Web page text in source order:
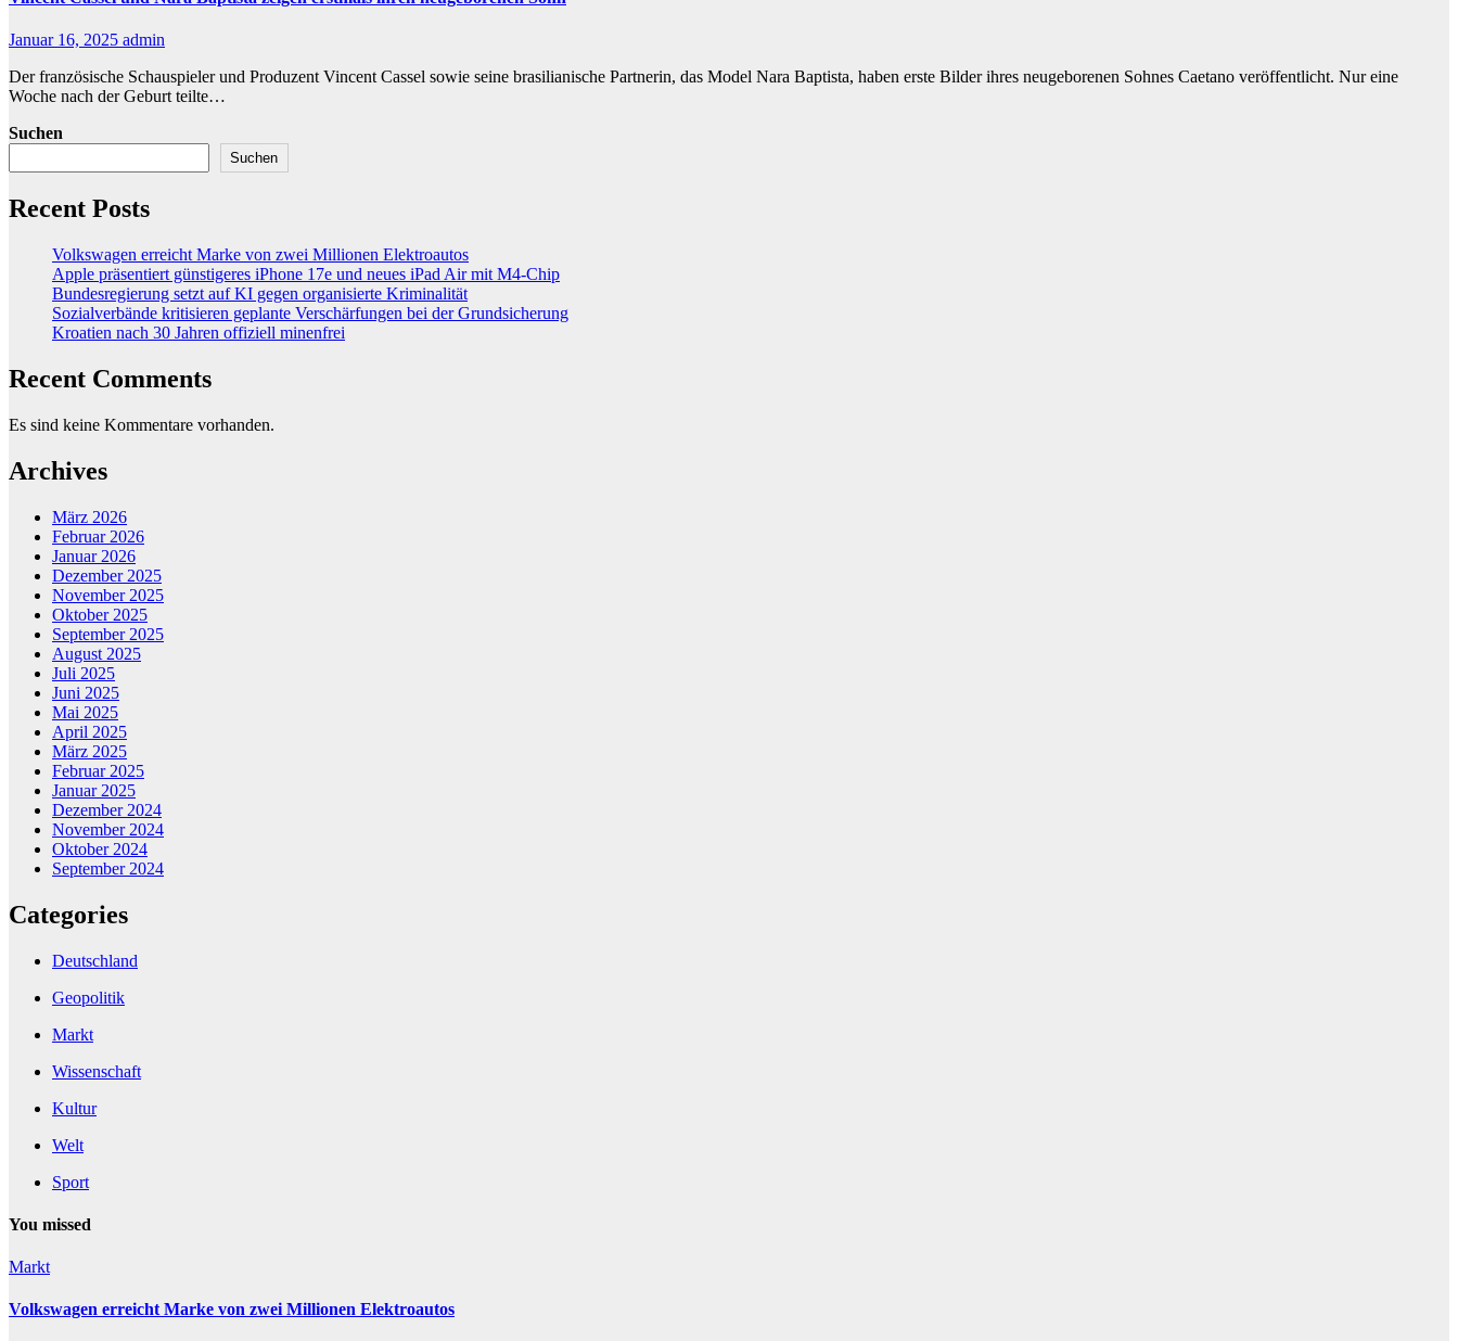
Januar 16, 2025 admin
Der französische Schauspieler und Produzent Vincent Cassel sowie seine brasilianische Partnerin, das Model Nara Baptista, haben erste Bilder ihres neugeborenen Sohnes Caetano veröffentlicht. Nur eine
Woche nach der Geburt teilte…
Suchen
Suchen
Recent Posts
Volkswagen erreicht Marke von zwei Millionen Elektroautos
Apple präsentiert günstigeres iPhone 17e und neues iPad Air mit M4-Chip
Bundesregierung setzt auf KI gegen organisierte Kriminalität
Sozialverbände kritisieren geplante Verschärfungen bei der Grundsicherung
Kroatien nach 30 Jahren offiziell minenfrei
Recent Comments
Es sind keine Kommentare vorhanden.
Archives
März 2026
Februar 2026
Januar 2026
Dezember 2025
November 2025
Oktober 2025
September 2025
August 2025
Juli 2025
Juni 2025
Mai 2025
April 2025
März 2025
Februar 2025
Januar 2025
Dezember 2024
November 2024
Oktober 2024
September 2024
Categories
Deutschland
Geopolitik
Markt
Wissenschaft
Kultur
Welt
Sport
You missed
Markt
Volkswagen erreicht Marke von zwei Millionen Elektroautos